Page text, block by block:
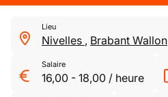
Lieu
Nivelles , Brabant Wallon
Salaire
16,00 - 18,00 / heure